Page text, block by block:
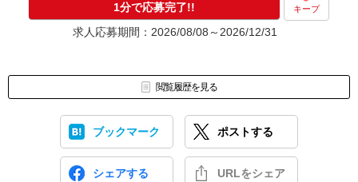
1分で応募完了!! キープ
求人応募期間：2026/08/08～2026/12/31
閲覧履歴を見る
ブックマーク ポストする
シェアする URLをシェア